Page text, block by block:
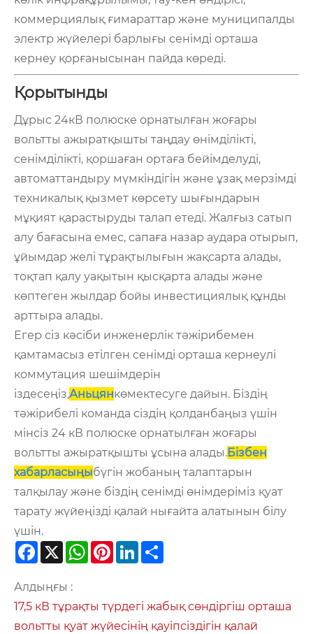
коммерциялық ғимараттар және муниципалды
электр жүйелері барлығы сенімді орташа
кернеу қорғанысынан пайда көреді.
Қорытынды
Дұрыс 24кВ полюске орнатылған жоғары
вольтты ажыратқышты таңдау өнімділікті,
сенімділікті, қоршаған ортаға бейімделуді,
автоматтандыру мүмкіндігін және ұзақ мерзімді
техникалық қызмет көрсету шығындарын
мұқият қарастыруды талап етеді. Жалғыз сатып
алу бағасына емес, сапаға назар аудара отырып,
ұйымдар желі тұрақтылығын жақсарта алады,
тоқтап қалу уақытын қысқарта алады және
көптеген жылдар бойы инвестициялық құнды
арттыра алады.
Егер сіз кәсіби инженерлік тәжірибемен
қамтамасыз етілген сенімді орташа кернеулі
коммутация шешімдерін
іздесеңіз,Аньцянкөмектесуге дайын. Біздің
тәжірибелі команда сіздің қолданбаңыз үшін
мінсіз 24 кВ полюске орнатылған жоғары
вольтты ажыратқышты ұсына алады.Бізбен
хабарласыңыбүгін жобаның талаптарын
талқылау және біздің сенімді өнімдеріміз қуат
тарату жүйеңізді қалай нығайта алатынын білу
үшін.
Facebook
X WhatsApp
PinterestLinkedIn
Алдыңғы :
17,5 кВ тұрақты түрдегі жабық сөндіргіш орташа
вольтты қуат жүйесінің қауіпсіздігін қалай